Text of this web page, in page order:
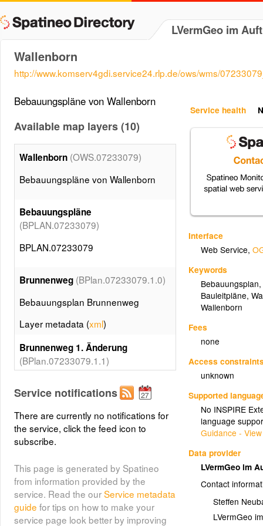
LVermGeo im
Wallenborn
http://www.komserv4gdi.service24.rlp.de/ows/wms/
Service health
Interface
Web Service,
Keywords
Bebauungsplan
Bauleitpläne,
Wallenborn
Fees
none
Access
unknown
Supported
No INSPIRE
language
Guidance -
Data provider
LVermGeo im
Contact
Steffen
LVermGeo
Bebauungspläne von Wallenborn
Available map layers (10)
Wallenborn (OWS.07233079)
Bebauungspläne von Wallenborn
Bebauungspläne
(BPLAN.07233079)
BPLAN.07233079
Brunnenweg (BPlan.07233079.1.0)
Bebauungsplan Brunnenweg
Layer metadata (xml)
Brunnenweg 1. Änderung
(BPlan.07233079.1.1)
Bebauungsplan Brunnenweg 1.
Änderung
Layer metadata (xml)
In der Heid
Bebauungsplan In der Heid der
Ortsgemeinde Wallenborn
Layer metadata (xml)
Innenbereichssatzung
Service notifications
There are currently no notifications for
the service, click the feed icon to
subscribe.
This page is generated by Spatineo
from information provided by the
service. Read the ourService metadata
guide for tips on how to make your
service page look better by improving